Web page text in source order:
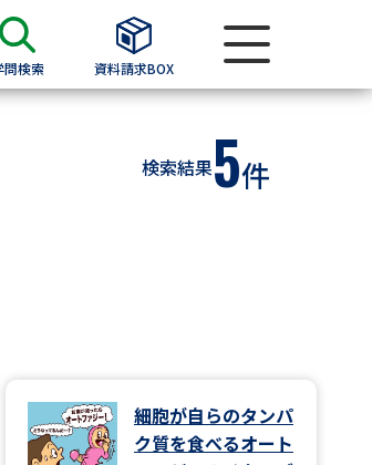
問検索 資料請求BOX
検索結果5件
細胞が自らのタンパ
ク質を食べるオート